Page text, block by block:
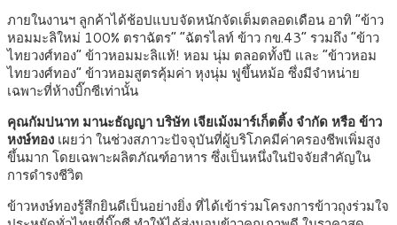
ภายในงานฯ ลูกค้าได้ช้อปแบบจัดหนักจัดเต็มตลอดเดือน อาทิ “ข้าว
หอมมะลิใหม่ 100% ตราฉัตร” “ฉัตรไลท์ ข้าว กข.43” รวมถึง “ข้าว
ไทยวงศ์ทอง” ข้าวหอมมะลิแท้! หอม นุ่ม ตลอดทั้งปี และ “ข้าวหอม
ไทยวงศ์ทอง” ข้าวหอมสูตรคุ้มค่า หุงนุ่ม ฟูขึ้นหม้อ ซึ่งมีจำหน่าย
เฉพาะที่ห้างบิ๊กซีเท่านั้น
คุณกัมปนาท มานะธัญญา บริษัท เจียเม้งมาร์เก็ตติ้ง จำกัด หรือ ข้าว
หงษ์ทอง เผยว่า ในช่วงสภาวะปัจจุบันที่ผู้บริโภคมีค่าครองชีพเพิ่มสูง
ขึ้นมาก โดยเฉพาะผลิตภัณฑ์อาหาร ซึ่งเป็นหนึ่งในปัจจัยสำคัญใน
การดำรงชีวิต
ข้าวหงษ์ทองรู้สึกยินดีเป็นอย่างยิ่ง ที่ได้เข้าร่วมโครงการข้าวถุงร่วมใจ